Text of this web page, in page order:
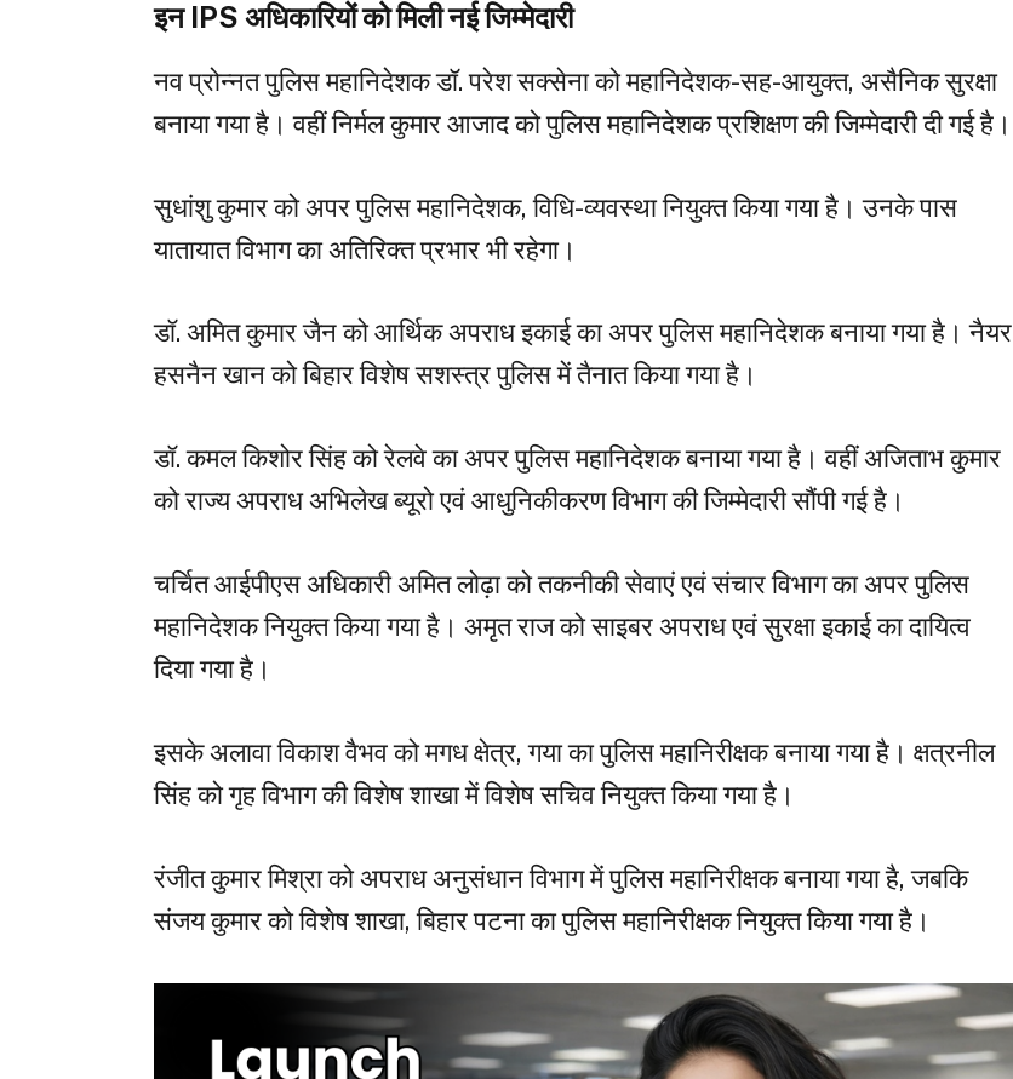
इन IPS अधिकारियों को मिली नई जिम्मेदारी
नव प्रोन्नत पुलिस महानिदेशक डॉ. परेश सक्सेना को महानिदेशक-सह-आयुक्त, असैनिक सुरक्षा
बनाया गया है। वहीं निर्मल कुमार आजाद को पुलिस महानिदेशक प्रशिक्षण की जिम्मेदारी दी गई है।
सुधांशु कुमार को अपर पुलिस महानिदेशक, विधि-व्यवस्था नियुक्त किया गया है। उनके पास
यातायात विभाग का अतिरिक्त प्रभार भी रहेगा।
डॉ. अमित कुमार जैन को आर्थिक अपराध इकाई का अपर पुलिस महानिदेशक बनाया गया है। नैयर
हसनैन खान को बिहार विशेष सशस्त्र पुलिस में तैनात किया गया है।
डॉ. कमल किशोर सिंह को रेलवे का अपर पुलिस महानिदेशक बनाया गया है। वहीं अजिताभ कुमार
को राज्य अपराध अभिलेख ब्यूरो एवं आधुनिकीकरण विभाग की जिम्मेदारी सौंपी गई है।
चर्चित आईपीएस अधिकारी अमित लोढ़ा को तकनीकी सेवाएं एवं संचार विभाग का अपर पुलिस
महानिदेशक नियुक्त किया गया है। अमृत राज को साइबर अपराध एवं सुरक्षा इकाई का दायित्व
दिया गया है।
इसके अलावा विकाश वैभव को मगध क्षेत्र, गया का पुलिस महानिरीक्षक बनाया गया है। क्षत्रनील
सिंह को गृह विभाग की विशेष शाखा में विशेष सचिव नियुक्त किया गया है।
रंजीत कुमार मिश्रा को अपराध अनुसंधान विभाग में पुलिस महानिरीक्षक बनाया गया है, जबकि
संजय कुमार को विशेष शाखा, बिहार पटना का पुलिस महानिरीक्षक नियुक्त किया गया है।